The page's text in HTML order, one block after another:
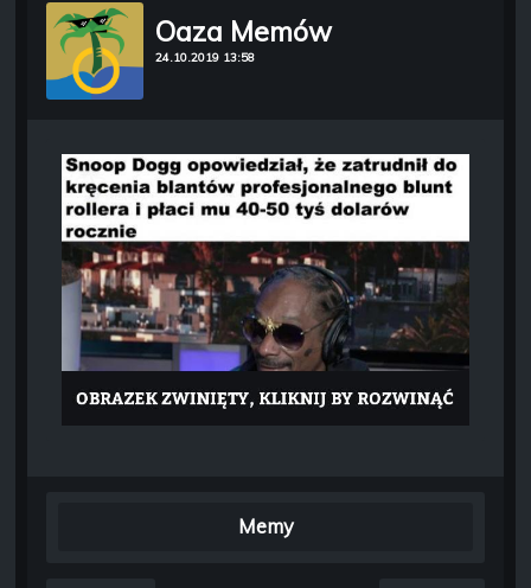
Oaza Memów
24.10.2019 13:58
Memy